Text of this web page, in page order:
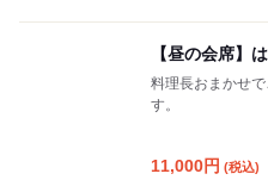
【昼の会席】
料理長おまかせ
す。
11,000円 (税込)